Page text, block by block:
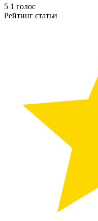
5 1 голос
Рейтинг статьи